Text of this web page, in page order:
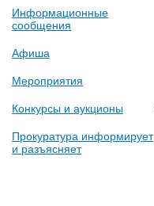
Информационные
сообщения
Афиша
Мероприятия
Конкурсы и аукционы
Прокуратура информирует
и разъясняет